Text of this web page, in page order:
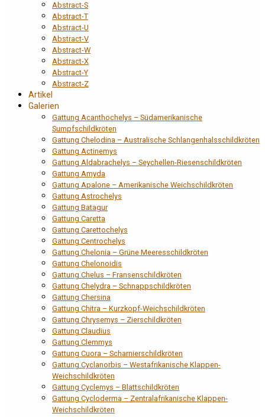
Abstract-S
Abstract-T
Abstract-U
Abstract-V
Abstract-W
Abstract-X
Abstract-Y
Abstract-Z
Artikel
Galerien
Gattung Acanthochelys – Südamerikanische
Sumpfschildkröten
Gattung Chelodina – Australische Schlangenhalsschildkröten
Gattung Actinemys
Gattung Aldabrachelys – Seychellen-Riesenschildkröten
Gattung Amyda
Gattung Apalone – Amerikanische Weichschildkröten
Gattung Astrochelys
Gattung Batagur
Gattung Caretta
Gattung Carettochelys
Gattung Centrochelys
Gattung Chelonia – Grüne Meeresschildkröten
Gattung Chelonoidis
Gattung Chelus – Fransenschildkröten
Gattung Chelydra – Schnappschildkröten
Gattung Chersina
Gattung Chitra – Kurzkopf-Weichschildkröten
Gattung Chrysemys – Zierschildkröten
Gattung Claudius
Gattung Clemmys
Gattung Cuora – Scharnierschildkröten
Gattung Cyclanorbis – Westafrikanische Klappen-
Weichschildkröten
Gattung Cyclemys – Blattschildkröten
Gattung Cycloderma – Zentralafrikanische Klappen-
Weichschildkröten